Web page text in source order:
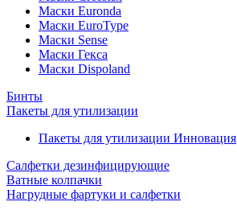
Маски Euronda
Маски EuroType
Маски Sense
Маски Гекса
Маски Dispoland
Бинты
Пакеты для утилизации
Пакеты для утилизации Инновация
Салфетки дезинфицирующие
Ватные колпачки
Нагрудные фартуки и салфетки